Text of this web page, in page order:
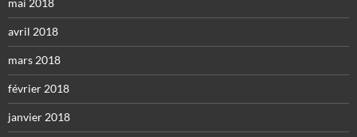
avril 2018
mars 2018
février 2018
janvier 2018